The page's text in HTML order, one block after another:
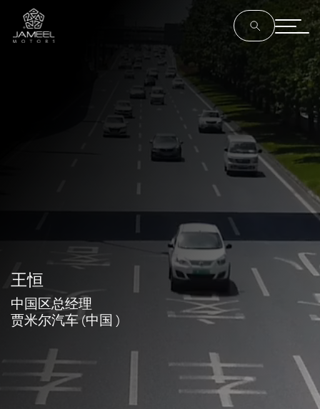
王恒
中国区总经理
贾米尔汽车 (中国 )